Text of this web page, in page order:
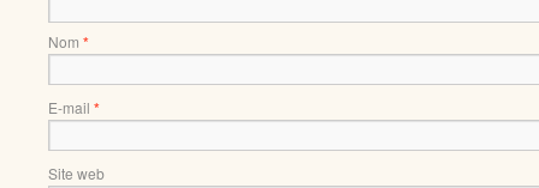
Nom *
E-mail *
Site web